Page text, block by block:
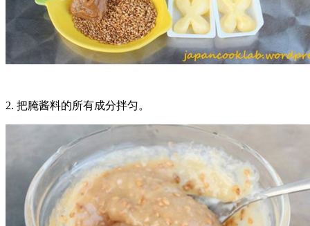
2. 把腌酱料的所有成分拌匀。